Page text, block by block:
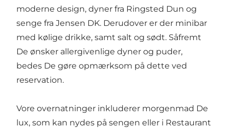
moderne design, dyner fra Ringsted Dun og
senge fra Jensen DK. Derudover er der minibar
med kølige drikke, samt salt og sødt. Såfremt
De ønsker allergivenlige dyner og puder,
bedes De gøre opmærksom på dette ved
reservation.
Vore overnatninger inkluderer morgenmad De
lux, som kan nydes på sengen eller i Restaurant